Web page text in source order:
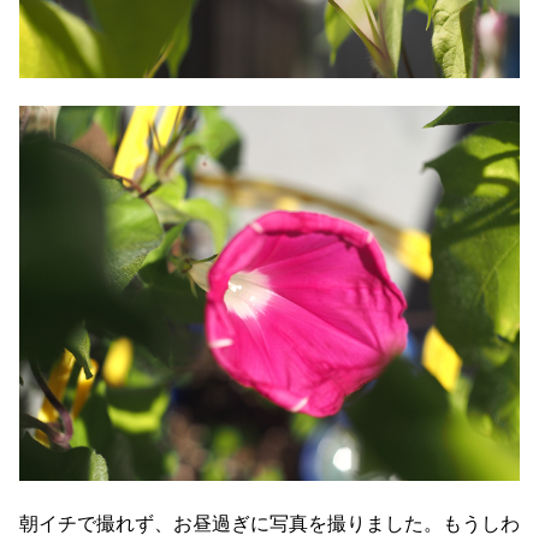
朝イチで撮れず、お昼過ぎに写真を撮りました。もうしわ